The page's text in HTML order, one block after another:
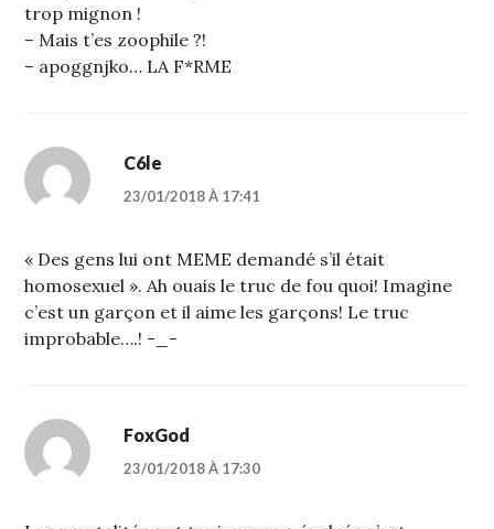
trop mignon !
– Mais t’es zoophile ?!
– apoggnjko… LA F*RME
C6le
23/01/2018 À 17:41
« Des gens lui ont MEME demandé s’il était
homosexuel ». Ah ouais le truc de fou quoi! Imagine
c’est un garçon et il aime les garçons! Le truc
improbable….! -_-
FoxGod
23/01/2018 À 17:30